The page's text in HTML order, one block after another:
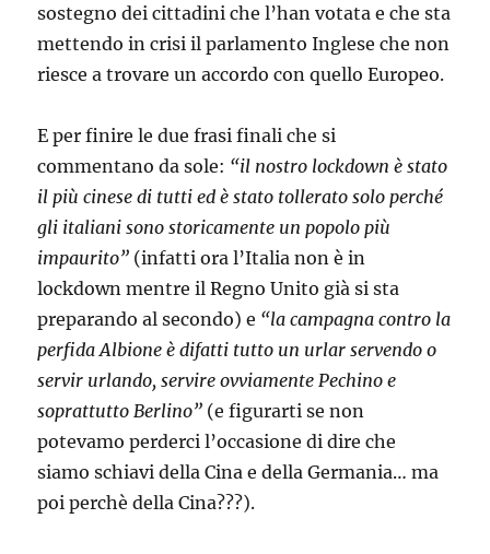
sostegno dei cittadini che l’han votata e che sta
mettendo in crisi il parlamento Inglese che non
riesce a trovare un accordo con quello Europeo.
E per finire le due frasi finali che si
commentano da sole: “il nostro lockdown è stato
il più cinese di tutti ed è stato tollerato solo perché
gli italiani sono storicamente un popolo più
impaurito” (infatti ora l’Italia non è in
lockdown mentre il Regno Unito già si sta
preparando al secondo) e “la campagna contro la
perfida Albione è difatti tutto un urlar servendo o
servir urlando, servire ovviamente Pechino e
soprattutto Berlino” (e figurarti se non
potevamo perderci l’occasione di dire che
siamo schiavi della Cina e della Germania… ma
poi perchè della Cina???).